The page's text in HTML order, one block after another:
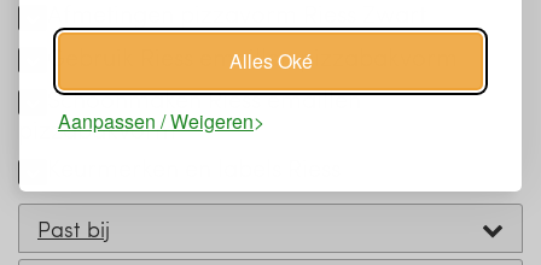
Alles Oké
Aanpassen / Weigeren
Gebruik Riess emaillen pizzabakvorm
Schoonmaken Riess emaillen
pizzabakvorm
Past bij